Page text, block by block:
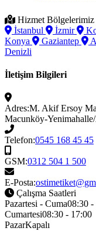
Hizmet Bölgelerimiz
İstanbul
İzmir
Konya
Gaziantep
Denizli
İletişim Bilgileri
Adres:M. Akif Ersoy
Macunköy-
Telefon:0545 168 45 45
GSM:0312 504 1 500
E-Posta:
Çalışma Saatleri
Pazartesi - Cuma08:30 -
Cumartesi08:30 - 17:00
PazarKapalı